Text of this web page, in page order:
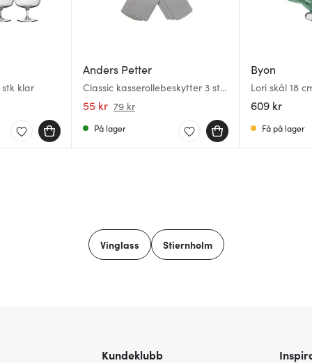
klar
Anders Petter
Classic kasserollebeskytter 3 stk
grå
55 kr 79 kr
På lager
Byon
Lori skål 18
609 kr
Få på lager
Vinglass Stiernholm
Kundeklubb